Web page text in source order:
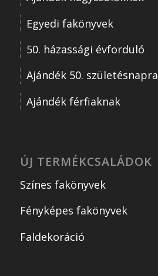
Egyedi fakönyvek
50. házassági évforduló
Ajándék 50. születésnapra
Ajándék férfiaknak
ÚJ TERMÉKCSALÁDOK
Színes fakönyvek
Fényképes fakönyvek
Faldekoráció